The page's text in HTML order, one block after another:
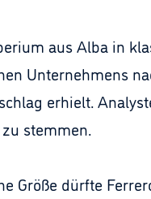
aus Alba in
Unternehmens
erhielt.
stemmen.
Größe dürfte